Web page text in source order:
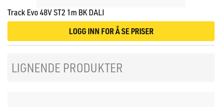
Track Evo 48V ST2 1m BK DALI
LOGG INN FOR Å SE PRISER
LIGNENDE PRODUKTER